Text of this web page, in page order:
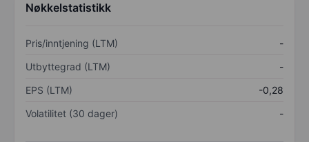
Nøkkelstatistikk
Pris/inntjening (LTM)
-
Utbyttegrad (LTM)
-
EPS (LTM)
-0,28
Volatilitet (30 dager)
-